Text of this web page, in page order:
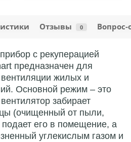
Отзывы 0 Вопрос-
с рекуперацией
предназначен для
жилых и
Основной режим – это
забирает
(очищенный от пыли,
его в помещение, а
углекислым газом и